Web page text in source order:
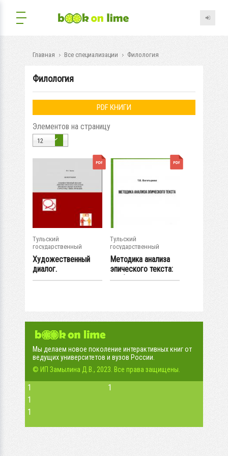
Главная Все специализации Филология
Филология
PDF КНИГИ
Элементов на страницу
12
Тульский
государственный
университет
Художественный
диалог.
Лингвистические
Тульский
государственный
университет
Методика анализа
эпического текста:
учебное...
Мы делаем новое поколение интерактивных книг от
ведущих университетов и вузов России.
© ИП Замылина Д.В., 2023. Все права защищены.
1
1
1
1